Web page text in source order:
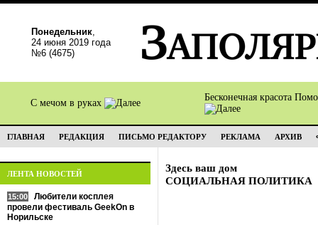
Понедельник,
24 июня 2019 года
№6 (4675)
С мечом в руках
Бесконечная красота
ГЛАВНАЯ РЕДАКЦИЯ ПИСЬМО РЕДАКТОРУ РЕКЛАМА АРХИВ
ЛЕНТА НОВОСТЕЙ
15:00
Любители косплея
провели фестиваль GeekOn в
Норильске
Здесь ваш дом
СОЦИАЛЬНАЯ ПОЛИТИКА